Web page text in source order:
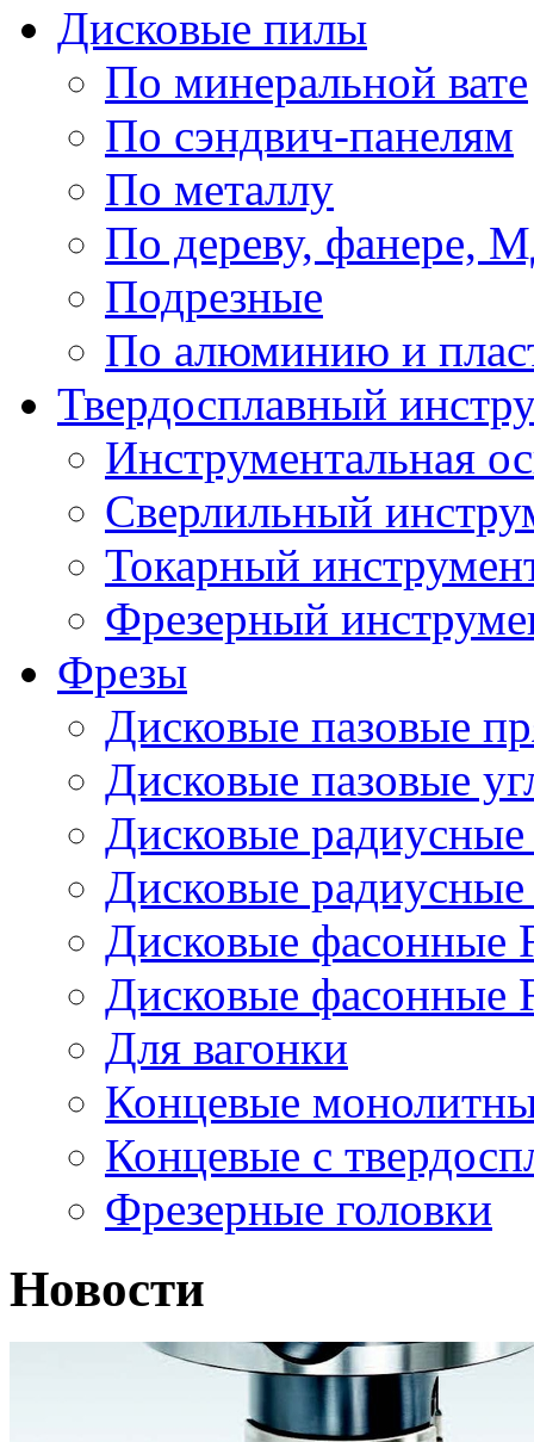
Дисковые пилы
По минеральной вате
По сэндвич-панелям
По металлу
По дереву,
Подрезные
По алюминию и
Твердосплавный
Инструментальная
Сверлильный
Токарный
Фрезерный
Фрезы
Дисковые пазовые
Дисковые пазовые
Дисковые
Дисковые
Дисковые фасонные
Дисковые фасонные
Для вагонки
Концевые
Концевые с
Фрезерные головки
Новости